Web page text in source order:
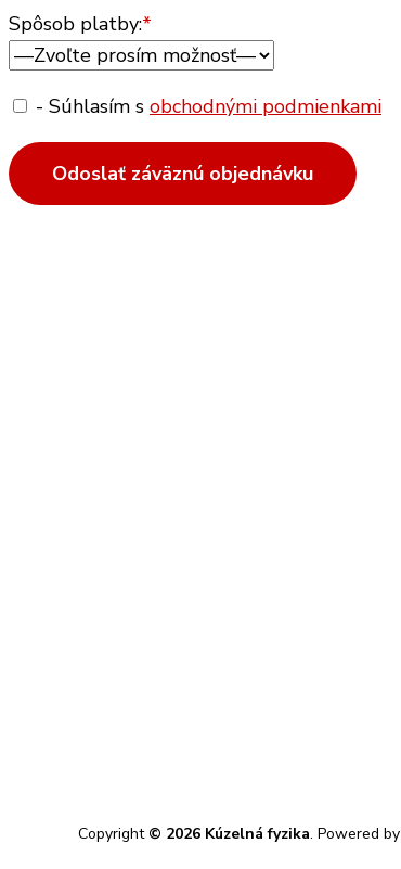
Spôsob platby:*
- Súhlasím s obchodnými podmienkami
Copyright© 2026 Kúzelná fyzika. Powered by